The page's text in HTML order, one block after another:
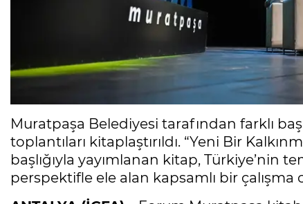
Muratpaşa Belediyesi tarafından farklı
toplantıları kitaplaştırıldı. “Yeni Bir
başlığıyla yayımlanan kitap, Türkiye’nin
perspektifle ele alan kapsamlı bir